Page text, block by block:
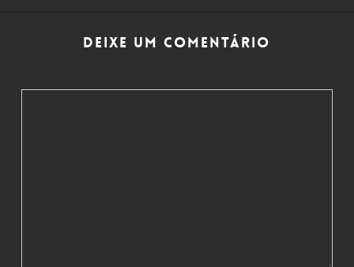
Deixe um Comentário